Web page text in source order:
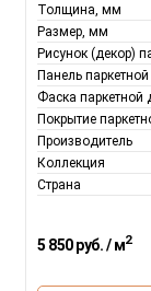
Толщина, мм
Размер, мм
Рисунок (декор)
Панель
Фаска паркетной
Покрытие
Производитель
Коллекция
Страна
5 850 руб. / м2